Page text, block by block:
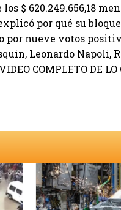
$ 620.249.656,18
por qué su
por nueve votos
Leonardo Napoli,
COMPLETO DE LO